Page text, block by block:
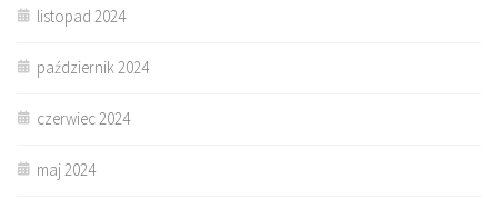
listopad 2024
październik 2024
czerwiec 2024
maj 2024